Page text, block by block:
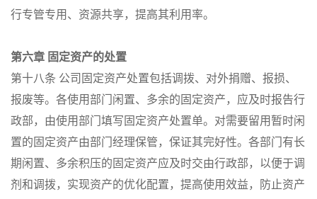
行专管专用、资源共享，提高其利用率。
第六章 固定资产的处置
第十八条 公司固定资产处置包括调拨、对外捐赠、报损、
报废等。各使用部门闲置、多余的固定资产，应及时报告行
政部，由使用部门填写固定资产处置单。对需要留用暂时闲
置的固定资产由部门经理保管，保证其完好性。各部门有长
期闲置、多余积压的固定资产应及时交由行政部，以便于调
剂和调拨，实现资产的优化配置，提高使用效益，防止资产